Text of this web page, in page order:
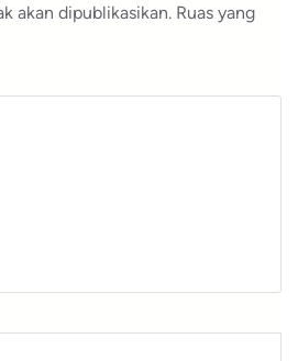
akan dipublikasikan. Ruas yang